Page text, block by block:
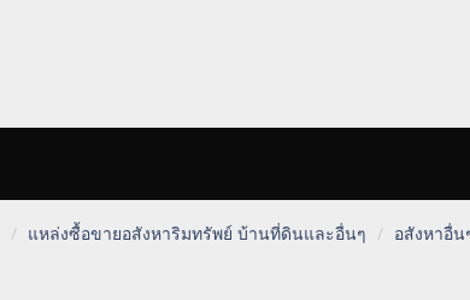
แหล่งซื้อขายอสังหาริมทรัพย์ บ้านที่ดินและอื่นๆ อสังหาอื่น